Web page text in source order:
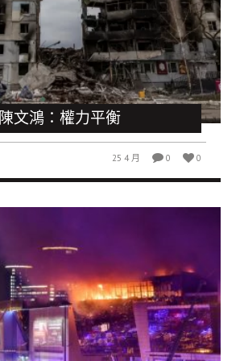
陳文鴻：權力平衡
25 4 月 0 0